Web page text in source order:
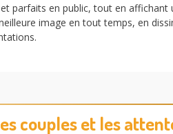
parfaits en public, tout en
image en tout temps, en
couples et les